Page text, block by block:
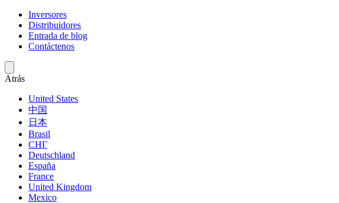
Inversores
Distribuidores
Entrada de blog
Contáctenos
Atrás
United States
中国
日本
Brasil
СНГ
Deutschland
España
France
United Kingdom
Mexico